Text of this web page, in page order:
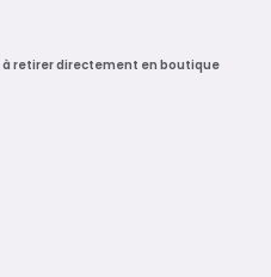
à retirer directement en boutique